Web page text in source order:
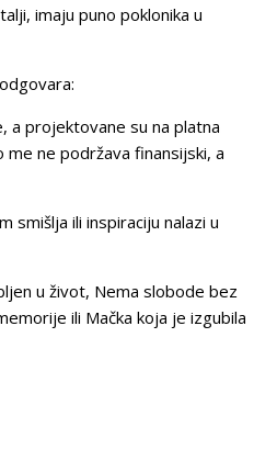
imaju puno poklonika u
a projektovane su na platna
ne podržava finansijski, a
smišlja ili inspiraciju nalazi u
u život, Nema slobode bez
ili Mačka koja je izgubila